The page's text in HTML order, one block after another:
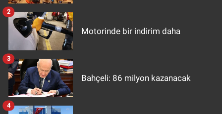
Motorinde bir indirim daha
2
Bahçeli: 86 milyon kazanacak
3
4